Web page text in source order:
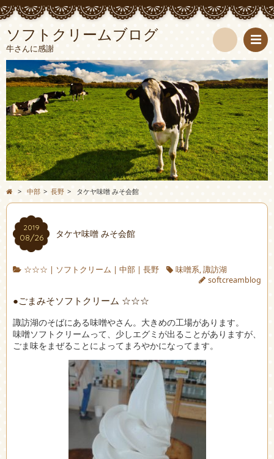
ソフトクリームブログ
牛さんに感謝
検
索
> 中部 > 長野 > タケヤ味噌 みそ会館
2019
08/26 タケヤ味噌 みそ会館
☆☆☆ | ソフトクリーム | 中部| 長野 味噌系,諏訪湖
softcreamblog
●ごまみそソフトクリーム ☆☆☆
諏訪湖のそばにある味噌やさん。大きめの工場があります。
味噌ソフトクリームって、少しエグミが出ることがありますが、
ごま味をまぜることによってまろやかになってます。